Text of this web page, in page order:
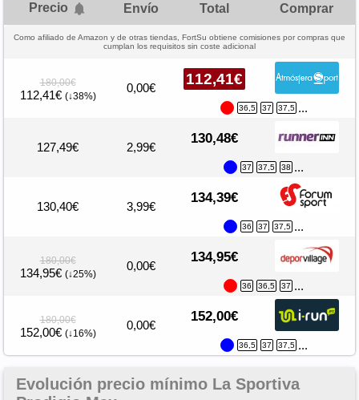
Precio Envío Total Comprar
Como afiliado de Amazon y de otras tiendas, FortSu obtiene comisiones por compras que
cumplan los requisitos sin coste adicional
180,00€
112,41€ (↓38%)
0,00€
112,41€
36,5 37 37,5 ...
127,49€ 2,99€
130,48€
37 37,5 38 ...
130,40€ 3,99€
134,39€
36 37 37,5 ...
180,00€
134,95€ (↓25%)
0,00€
134,95€
36 36,5 37 ...
180,00€
152,00€ (↓16%)
0,00€
152,00€
36,5 37 37,5 ...
Evolución precio mínimo La Sportiva